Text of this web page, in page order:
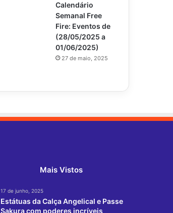
Calendário
Semanal Free
Fire: Eventos de
(28/05/2025 a
01/06/2025)
27 de maio, 2025
Mais Vistos
17 de junho, 2025
Estátuas da Calça Angelical e Passe
Sakura com poderes incríveis